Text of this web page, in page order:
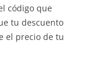
código que
tu descuento
el precio de tu